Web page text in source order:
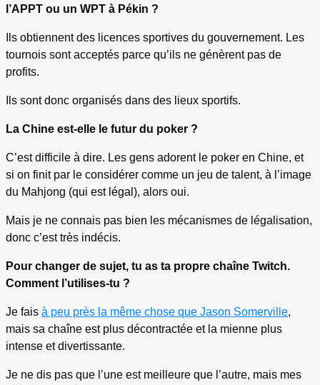
l’APPT ou un WPT à Pékin ?
Ils obtiennent des licences sportives du gouvernement. Les
tournois sont acceptés parce qu’ils ne génèrent pas de
profits.
Ils sont donc organisés dans des lieux sportifs.
La Chine est-elle le futur du poker ?
C’est difficile à dire. Les gens adorent le poker en Chine, et
si on finit par le considérer comme un jeu de talent, à l’image
du Mahjong (qui est légal), alors oui.
Mais je ne connais pas bien les mécanismes de légalisation,
donc c’est très indécis.
Pour changer de sujet, tu as ta propre chaîne Twitch.
Comment l’utilises-tu ?
Je fais à peu près la même chose que Jason Somerville,
mais sa chaîne est plus décontractée et la mienne plus
intense et divertissante.
Je ne dis pas que l’une est meilleure que l’autre, mais mes